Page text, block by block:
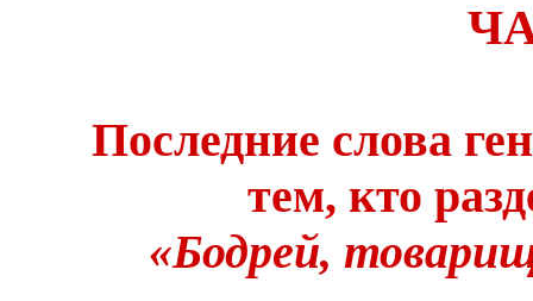
Последние слова
тем, кто
«Бодрей,